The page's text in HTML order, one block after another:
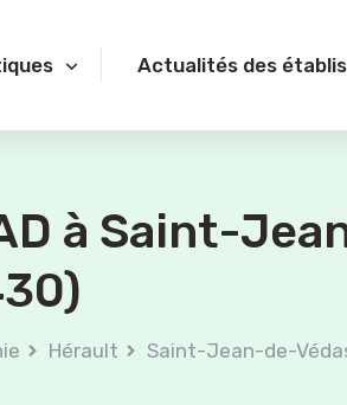
Actualités des
à Saint-
Hérault Saint-Jean-de-